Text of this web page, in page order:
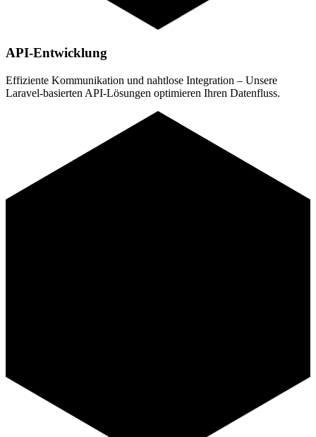
API-Entwicklung
Effiziente Kommunikation und nahtlose Integration – Unsere
Laravel-basierten API-Lösungen optimieren Ihren Datenfluss.